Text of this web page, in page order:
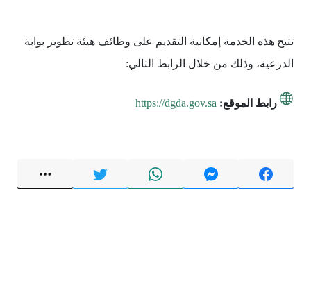
تتيح هذه الخدمة إمكانية التقديم على وظائف هيئة تطوير بوابة
الدرعية، وذلك من خلال الرابط التالي:
رابط الموقع: https://dgda.gov.sa